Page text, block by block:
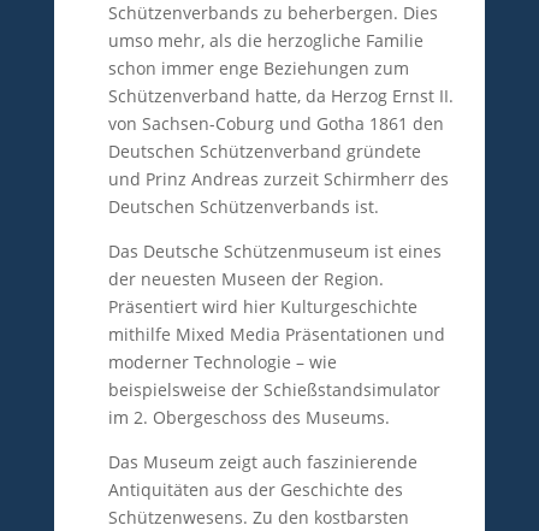
Schützenverbands zu beherbergen. Dies
umso mehr, als die herzogliche Familie
schon immer enge Beziehungen zum
Schützenverband hatte, da Herzog Ernst II.
von Sachsen-Coburg und Gotha 1861 den
Deutschen Schützenverband gründete
und Prinz Andreas zurzeit Schirmherr des
Deutschen Schützenverbands ist.
Das Deutsche Schützenmuseum ist eines
der neuesten Museen der Region.
Präsentiert wird hier Kulturgeschichte
mithilfe Mixed Media Präsentationen und
moderner Technologie – wie
beispielsweise der Schießstandsimulator
im 2. Obergeschoss des Museums.
Das Museum zeigt auch faszinierende
Antiquitäten aus der Geschichte des
Schützenwesens. Zu den kostbarsten